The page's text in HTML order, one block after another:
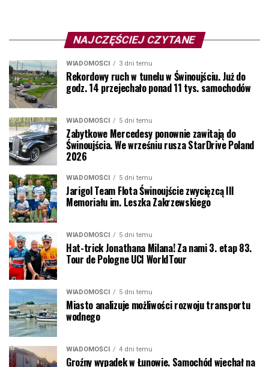
NAJCZĘŚCIEJ CZYTANE
WIADOMOŚCI 3 dni temu
Rekordowy ruch w tunelu w Świnoujściu. Już do
godz. 14 przejechało ponad 11 tys. samochodów
WIADOMOŚCI 5 dni temu
Zabytkowe Mercedesy ponownie zawitają do
Świnoujścia. We wrześniu rusza StarDrive Poland
2026
WIADOMOŚCI 5 dni temu
Jarigol Team Flota Świnoujście zwycięzcą III
Memoriału im. Leszka Zakrzewskiego
WIADOMOŚCI 5 dni temu
Hat-trick Jonathana Milana! Za nami 3. etap 83.
Tour de Pologne UCI WorldTour
WIADOMOŚCI 5 dni temu
Miasto analizuje możliwości rozwoju transportu
wodnego
WIADOMOŚCI 4 dni temu
Groźny wypadek w Łunowie. Samochód wjechał na